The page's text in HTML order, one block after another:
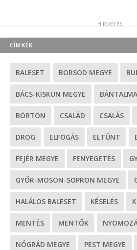
CÍMKÉK
BALESET BORSOD MEGYE
BÁCS-KISKUN MEGYE
BÖRTÖN CSALÁD CSALÁS
DROG ELFOGÁS ELTŰNT
FEJÉR MEGYE FENYEGETÉS
GYŐR-MOSON-SOPRON MEGYE
HALÁLOS BALESET KÉSELÉS
MENTÉS MENTŐK
NÓGRÁD MEGYE PEST MEGYE